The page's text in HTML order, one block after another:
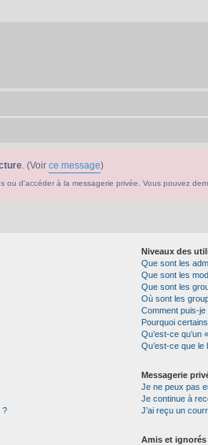
. (Voir ce message)
d'accéder à la messagerie privée. Vous pouvez
?
Niveaux des
Que sont les
Que sont les
Que sont les
Où sont les
Comment puis-je
Pourquoi
Qu’est-ce qu’un
Qu’est-ce que le
Messagerie
Je ne peux pas
Je continue à
J’ai reçu un
Amis et ignorés